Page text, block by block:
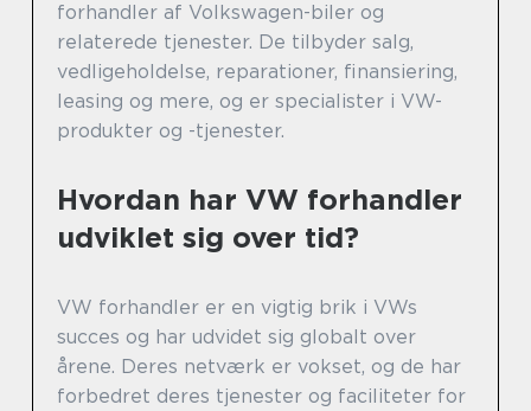
forhandler af Volkswagen-biler og
relaterede tjenester. De tilbyder salg,
vedligeholdelse, reparationer, finansiering,
leasing og mere, og er specialister i VW-
produkter og -tjenester.
Hvordan har VW forhandler
udviklet sig over tid?
VW forhandler er en vigtig brik i VWs
succes og har udvidet sig globalt over
årene. Deres netværk er vokset, og de har
forbedret deres tjenester og faciliteter for